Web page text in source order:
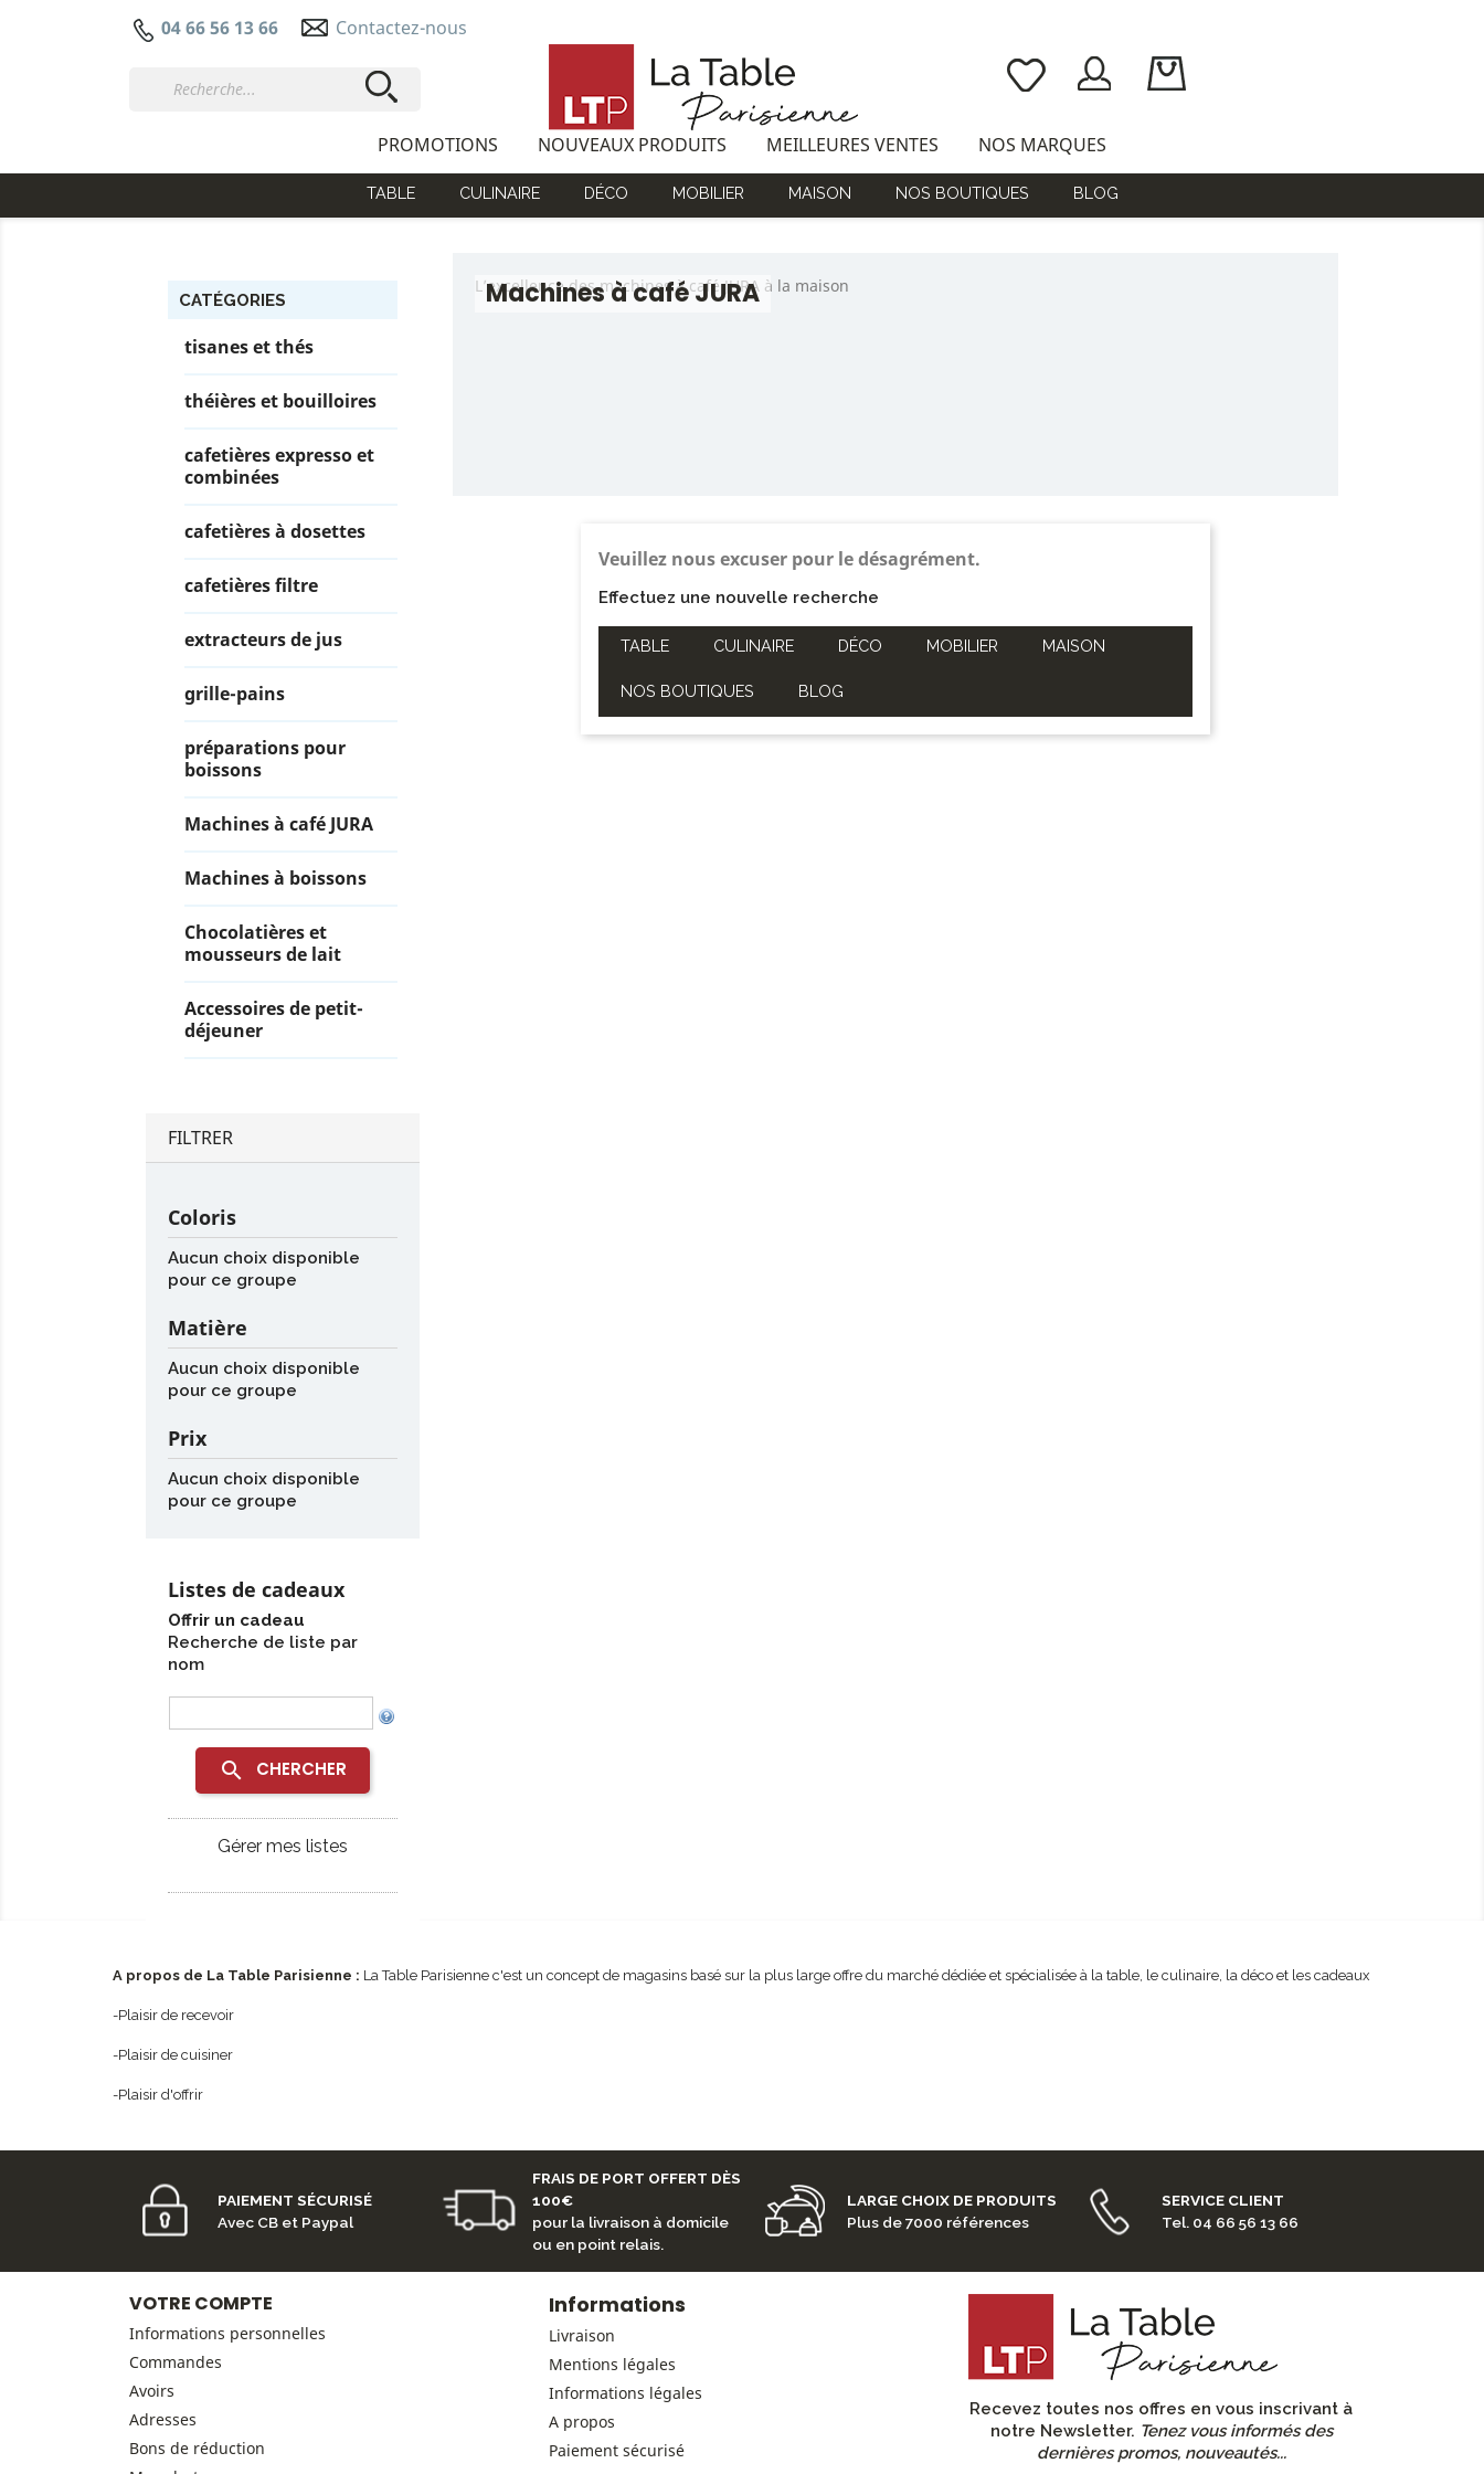
04 66 56 13 66 Contactez-nous
PROMOTIONS NOUVEAUX PRODUITS MEILLEURES VENTES NOS MARQUES
TABLE CULINAIRE DÉCO MOBILIER MAISON NOS BOUTIQUES BLOG
CATÉGORIES
tisanes et thés
théières et bouilloires
cafetières expresso et
combinées
cafetières à dosettes
cafetières filtre
extracteurs de jus
grille-pains
préparations pour
boissons
Machines à café JURA
Machines à boissons
Chocolatières et
mousseurs de lait
Accessoires de petit-
déjeuner
FILTRER
Coloris
Aucun choix disponible
pour ce groupe
Matière
Aucun choix disponible
pour ce groupe
Prix
Aucun choix disponible
pour ce groupe
Listes de cadeaux
Offrir un cadeau
Recherche de liste par
nom
search CHERCHER
Gérer mes listes
Machines à café JURA
L’excellence des machines à café JURA à la maison
Veuillez nous excuser pour le désagrément.
Effectuez une nouvelle recherche
TABLE CULINAIRE DÉCO MOBILIER MAISON
NOS BOUTIQUES BLOG
A propos de La Table Parisienne : La Table Parisienne c'est un concept de magasins basé sur la plus large offre du marché dédiée et spécialisée à la table, le culinaire, la déco et les cadeaux
-Plaisir de recevoir
-Plaisir de cuisiner
-Plaisir d'offrir
PAIEMENT SÉCURISÉ
Avec CB et Paypal
FRAIS DE PORT OFFERT DÈS
100€
pour la livraison à domicile
ou en point relais.
LARGE CHOIX DE PRODUITS
Plus de 7000 références
SERVICE CLIENT
Tel. 04 66 56 13 66
VOTRE COMPTE
Informations personnelles
Commandes
Avoirs
Adresses
Bons de réduction
Informations
Livraison
Mentions légales
Informations légales
A propos
Paiement sécurisé
Recevez toutes nos offres en vous inscrivant à
notre Newsletter. Tenez vous informés des
dernières promos, nouveautés...